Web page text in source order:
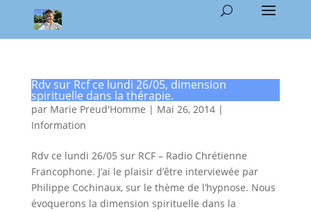
Rdv sur Rcf ce lundi 26/05, dimension
spirituelle dans la thérapie.
par Marie Preud'Homme | Mai 26, 2014|
Information
Rdv ce lundi 26/05 sur RCF – Radio Chrétienne
Francophone. J’ai le plaisir d’être interviewée par
Philippe Cochinaux, sur le thème de l’hypnose. Nous
évoquerons la dimension spirituelle dans la